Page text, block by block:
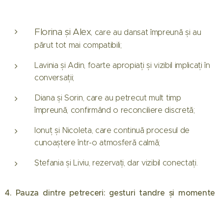
Florina și Alex , care au dansat împreună și au
părut tot mai compatibili;
Lavinia și Adin, foarte apropiați și vizibil implicați în
conversații;
Diana și Sorin, care au petrecut mult timp
împreună, confirmând o reconciliere discretă;
Ionuț și Nicoleta, care continuă procesul de
cunoaștere într-o atmosferă calmă;
Ștefania și Liviu, rezervați, dar vizibil conectați.
4. Pauza dintre petreceri: gesturi tandre și momente